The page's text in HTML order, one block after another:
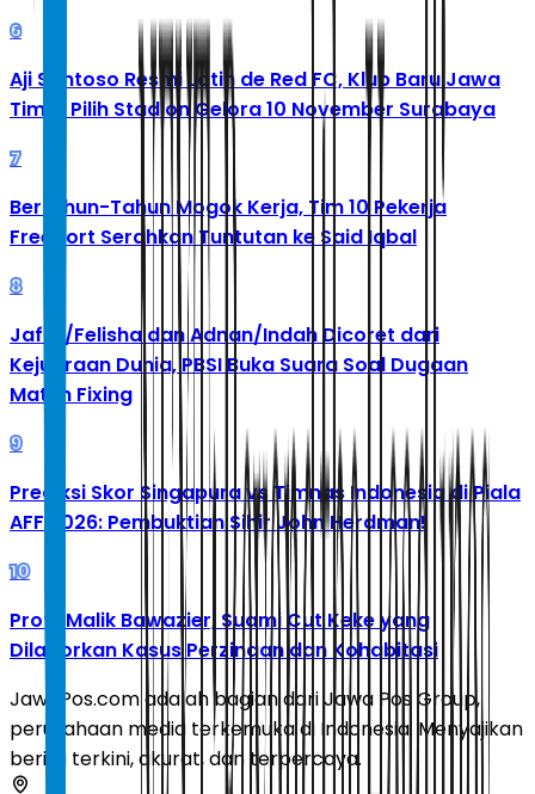
6
Aji Santoso Resmi Latih de Red FC, Klub Baru Jawa
Timur Pilih Stadion Gelora 10 November Surabaya
7
Bertahun-Tahun Mogok Kerja, Tim 10 Pekerja
Freeport Serahkan Tuntutan ke Said Iqbal
8
Jafar/Felisha dan Adnan/Indah Dicoret dari
Kejuaraan Dunia, PBSI Buka Suara Soal Dugaan
Match Fixing
9
Prediksi Skor Singapura vs Timnas Indonesia di Piala
AFF 2026: Pembuktian Sihir John Herdman!
10
Profil Malik Bawazier, Suami Cut Keke yang
Dilaporkan Kasus Perzinaan dan Kohabitasi
JawaPos.com adalah bagian dari Jawa Pos Group,
perusahaan media terkemuka di Indonesia. Menyajikan
berita terkini, akurat, dan terpercaya.